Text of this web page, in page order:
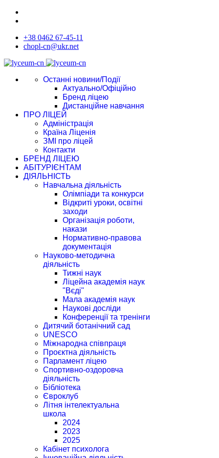
+38 0462 67-45-11
chopl-cn@ukr.net
Останні новини/Події
Актуально/Офіційно
Бренд ліцею
Дистанційне навчання
ПРО ЛІЦЕЙ
Адміністрація
Країна Ліценія
ЗМІ про ліцей
Контакти
БРЕНД ЛІЦЕЮ
АБІТУРІЄНТАМ
ДІЯЛЬНІСТЬ
Навчальна діяльність
Олімпіади та конкурси
Відкриті уроки, освітні
заходи
Організація роботи,
накази
Нормативно-правова
документація
Науково-методична
діяльність
Тижні наук
Ліцейна академія наук
"Вєді"
Мала академія наук
Наукові досліди
Конференції та тренінги
Дитячий ботанічний сад
UNESCO
Міжнародна співпраця
Проєктна діяльність
Парламент ліцею
Спортивно-оздоровча
діяльність
Бібліотека
Євроклуб
Літня інтелектуальна
школа
2024
2023
2025
Кабінет психолога